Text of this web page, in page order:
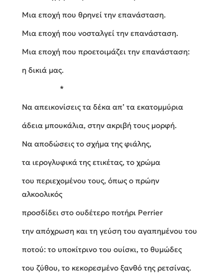
Μια εποχή που θρηνεί την επανάσταση.
Μια εποχή που νοσταλγεί την επανάσταση.
Μια εποχή που προετοιμάζει την επανάσταση:
η δικιά μας.
*
Να απεικονίσεις τα δέκα απ’ τα εκατομμύρια
άδεια μπουκάλια, στην ακριβή τους μορφή.
Να αποδώσεις το σχήμα της φιάλης,
τα ιερογλυφικά της ετικέτας, το χρώμα
του περιεχομένου τους, όπως ο πρώην
αλκοολικός
προσδίδει στο ουδέτερο ποτήρι Perrier
την απόχρωση και τη γεύση του αγαπημένου του
ποτού: το υποκίτρινο του ουίσκι, το θυμώδες
του ζύθου, το κεκορεσμένο ξανθό της ρετσίνας.